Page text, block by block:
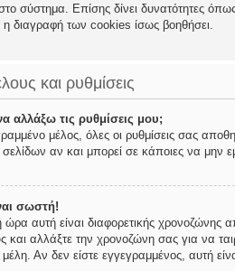
σύστημα. Επίσης δίνει δυνατότητες
διαγραφή των cookies ίσως βοηθήσει.
και ρυθμίσεις
αλλάξω τις ρυθμίσεις μου;
μέλος, όλες οι ρυθμίσεις σας
αν και μπορεί σε κάποιες να μην
σωστή!
ώρα αυτή είναι διαφορετικής χρονοζώνης
και αλλάξτε την χρονοζώνη σας για να
Αν δεν είστε εγγεγραμμένος, αυτή